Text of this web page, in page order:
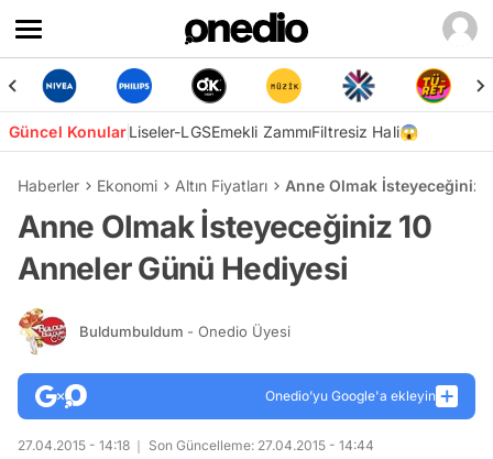
Güncel KonularLiseler-LGSEmekli ZammıFiltresiz Hali😱
Haberler Ekonomi Altın Fiyatları Anne Olmak İsteyeceğiniz
Anne Olmak İsteyeceğiniz 10
Anneler Günü Hediyesi
Buldumbuldum - Onedio Üyesi
Onedio’yu Google'a ekleyin
27.04.2015 - 14:18 Son Güncelleme: 27.04.2015 - 14:44